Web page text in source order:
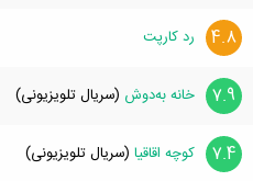
4.8 رد کارپت
7.9 خانه به‌دوش (سریال تلویزیونی)
7.4 کوچه اقاقیا (سریال تلویزیونی)